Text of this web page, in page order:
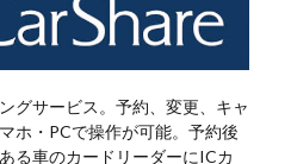
グサービス。予約、変更、キャ
ホ・PCで操作が可能。予約後
る車のカードリーダーにICカ